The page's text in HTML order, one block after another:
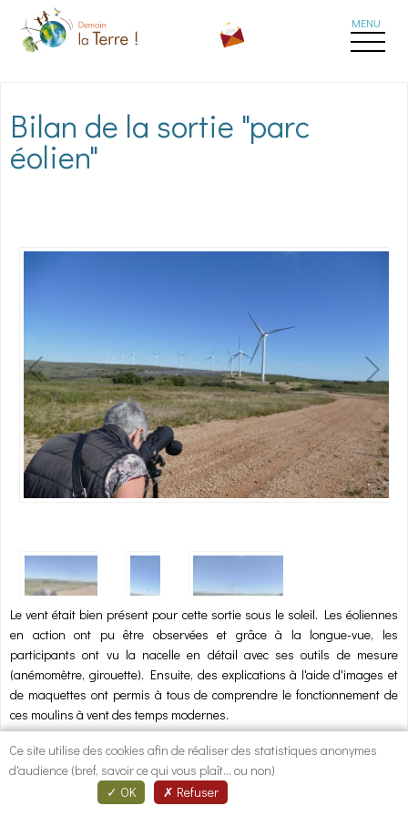
Aller au contenu principal
Bilan de la sortie "parc
éolien"
Le vent était bien présent pour cette sortie sous le soleil. Les éoliennes
en action ont pu être observées et grâce à la longue-vue, les
participants ont vu la nacelle en détail avec ses outils de mesure
(anémomètre, girouette). Ensuite, des explications à l'aide d'images et
de maquettes ont permis à tous de comprendre le fonctionnement de
ces moulins à vent des temps modernes.
Lien vers la fiche descriptive de l'animation réalisée
Ce site utilise des cookies afin de réaliser des statistiques anonymes
d'audience (bref, savoir ce qui vous plaît... ou non)
OK
Refuser